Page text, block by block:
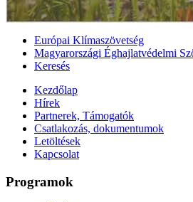
Európai Klímaszövetség
Magyarországi Éghajlatvédelmi
Keresés
Kezdőlap
Hírek
Partnerek, Támogatók
Csatlakozás, dokumentumok
Letöltések
Kapcsolat
Programok